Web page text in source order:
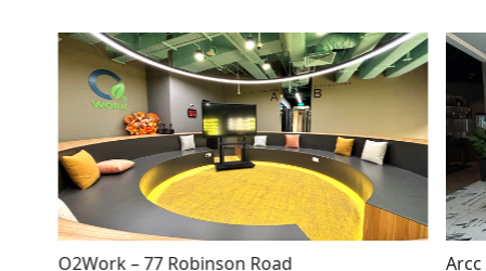
O2Work – 77 Robinson Road